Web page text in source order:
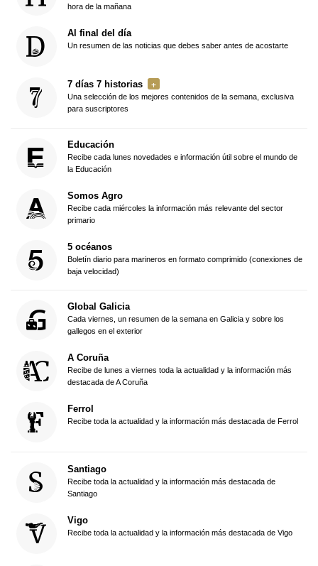
hora de la mañana
Al final del día
Un resumen de las noticias que debes saber antes de acostarte
7 días 7 historias
Una selección de los mejores contenidos de la semana, exclusiva
para suscriptores
Educación
Recibe cada lunes novedades e información útil sobre el mundo de
la Educación
Somos Agro
Recibe cada miércoles la información más relevante del sector
primario
5 océanos
Boletín diario para marineros en formato comprimido (conexiones de
baja velocidad)
Global Galicia
Cada viernes, un resumen de la semana en Galicia y sobre los
gallegos en el exterior
A Coruña
Recibe de lunes a viernes toda la actualidad y la información más
destacada de A Coruña
Ferrol
Recibe toda la actualidad y la información más destacada de Ferrol
Santiago
Recibe toda la actualidad y la información más destacada de
Santiago
Vigo
Recibe toda la actualidad y la información más destacada de Vigo